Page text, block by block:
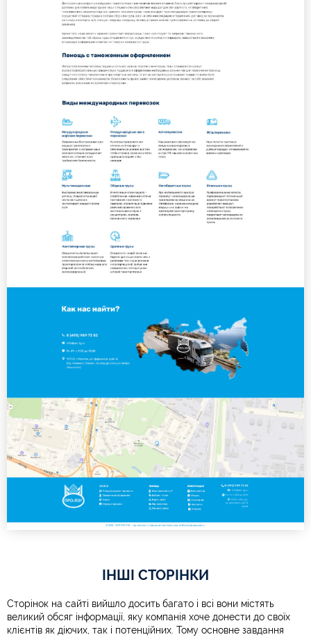
ІНШІ СТОРІНКИ
Сторінок на сайті вийшло досить багато і всі вони містять
великий обсяг інформації, яку компанія хоче донести до своїх
клієнтів як діючих, так і потенційних. Тому основне завдання